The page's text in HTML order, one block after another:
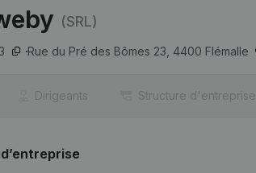
(SRL)
Rue du Pré des Bômes 23, 4400 Flémalle
Dirigeants Structure d'entreprise